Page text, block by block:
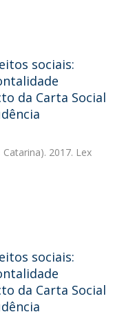
sociais:
da Carta Social
2017. Lex
sociais:
da Carta Social